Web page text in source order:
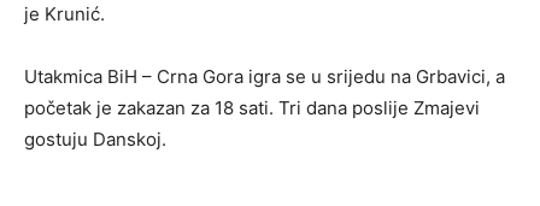
je Krunić.
Utakmica BiH – Crna Gora igra se u srijedu na Grbavici, a
početak je zakazan za 18 sati. Tri dana poslije Zmajevi
gostuju Danskoj.